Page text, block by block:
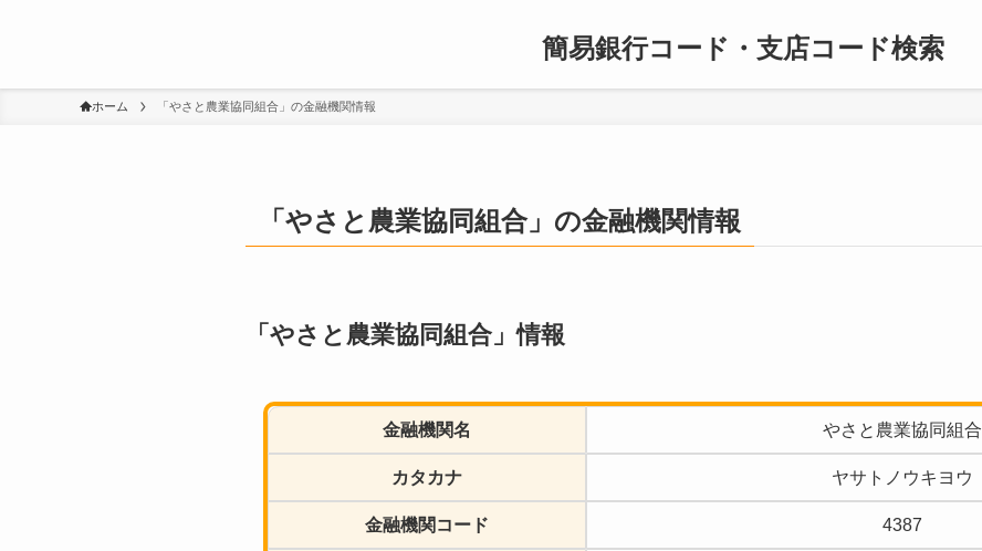
簡易銀行コード・支店コード検索
ホーム 「やさと農業協同組合」の金融機関情報
「やさと農業協同組合」の金融機関情報
「やさと農業協同組合」情報
金融機関名 やさと農業協同組合
カタカナ ヤサトノウキヨウ
金融機関コード 4387